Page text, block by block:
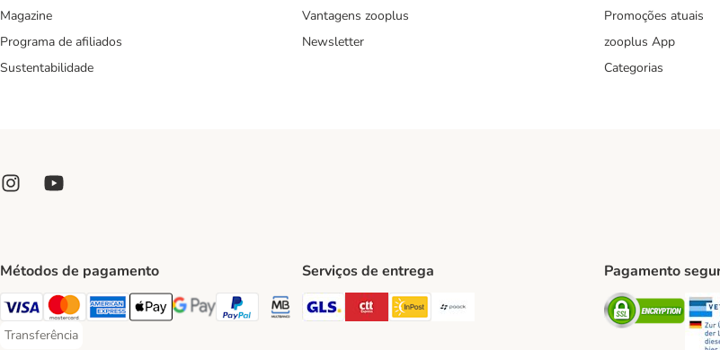
Magazine
Programa de afiliados
Sustentabilidade
Vantagens zooplus
Newsletter
Promoções atuais
zooplus App
Categorias
Métodos de pagamento
Visa Payment Method
Mastercard Payment Method
American Express Payment Method
Apple Pay Payment Method
Google Pay Payment Method
PayPal Payment Method
Multibanco Payment Method
Transferência
Transferência Payment Method
Serviços de entrega
GLS Shipping Method
CTTExpress Shipping Method
InPost Shipping Method
Paack Shipping Method
Pagamento